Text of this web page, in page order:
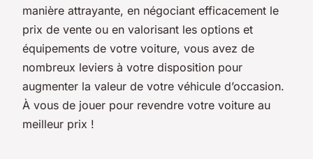
manière attrayante, en négociant efficacement le
prix de vente ou en valorisant les options et
équipements de votre voiture, vous avez de
nombreux leviers à votre disposition pour
augmenter la valeur de votre véhicule d’occasion.
À vous de jouer pour revendre votre voiture au
meilleur prix !